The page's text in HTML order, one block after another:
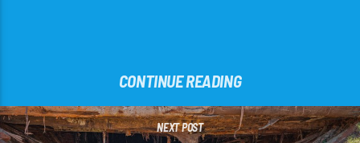
CONTINUE READING
NEXT POST